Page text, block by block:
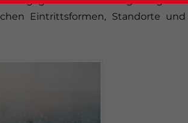
Eintrittsformen, Standorte und
Statement for this website. Please